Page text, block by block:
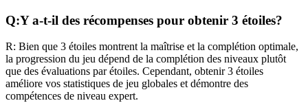
Q:Y a-t-il des récompenses pour obtenir 3 étoiles?
R: Bien que 3 étoiles montrent la maîtrise et la complétion optimale,
la progression du jeu dépend de la complétion des niveaux plutôt
que des évaluations par étoiles. Cependant, obtenir 3 étoiles
améliore vos statistiques de jeu globales et démontre des
compétences de niveau expert.